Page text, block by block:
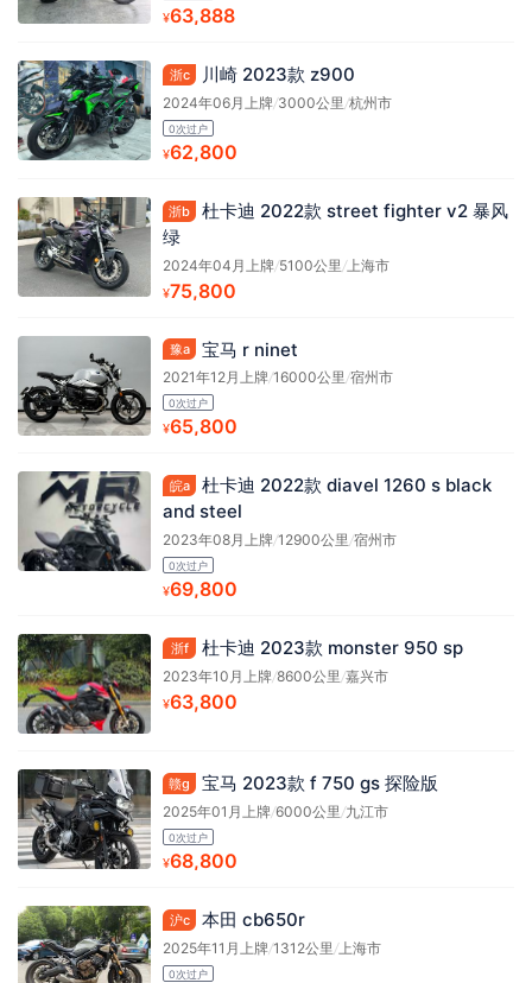
¥63,888
浙c 川崎 2023款 z900
2024年06月上牌/3000公里 /杭州市
0次过户
¥62,800
浙b
杜卡迪 2022款 street fighter v2 暴风
绿
2024年04月上牌/5100公里 /上海市
¥75,800
豫a 宝马 r ninet
2021年12月上牌/16000公里/宿州市
0次过户
¥65,800
皖a
杜卡迪 2022款 diavel 1260 s black
and steel
2023年08月上牌/12900公里/宿州市
0次过户
¥69,800
浙f 杜卡迪 2023款 monster 950 sp
2023年10月上牌/8600公里/嘉兴市
¥63,800
赣g 宝马 2023款 f 750 gs 探险版
2025年01月上牌/6000公里/九江市
0次过户
¥68,800
沪c 本田 cb650r
2025年11月上牌/1312公里/上海市
0次过户